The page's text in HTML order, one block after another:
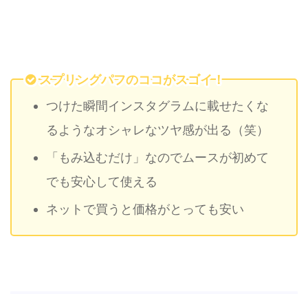
スプリングパフのココがスゴイ！
つけた瞬間インスタグラムに載せたくな
るようなオシャレなツヤ感が出る（笑）
「もみ込むだけ」なのでムースが初めて
でも安心して使える
ネットで買うと価格がとっても安い